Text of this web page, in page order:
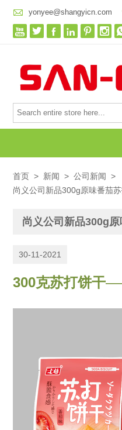
 yonyee@shangyicn.com
     
首页 > 新闻 > 公司新闻 >
尚义公司新品300g原味番茄
尚义公司新品300g
30-11-2021
300克苏打饼干